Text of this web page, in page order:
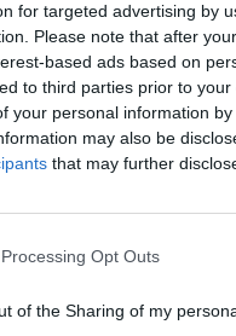
for targeted advertising by
Please note that after
based ads based on
to third parties prior to
your personal information
may also be
that may further
Opt Outs
of the Sharing of my